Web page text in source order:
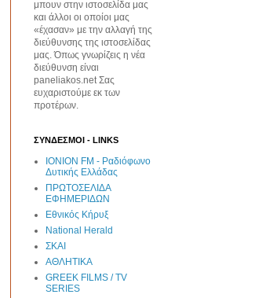
μπουν στην ιστοσελίδα μας
και άλλοι οι οποίοι μας
«έχασαν» με την αλλαγή της
διεύθυνσης της ιστοσελίδας
μας. Όπως γνωρίζεις η νέα
διεύθυνση είναι
paneliakos.net Σας
ευχαριστούμε εκ των
προτέρων.
ΣΥΝΔΕΣΜΟΙ - LINKS
IONION FM - Ραδιόφωνο
Δυτικής Ελλάδας
ΠΡΩΤΟΣΕΛΙΔΑ
ΕΦΗΜΕΡΙΔΩΝ
Εθνικός Κήρυξ
National Herald
ΣΚΑΙ
ΑΘΛΗΤΙΚΑ
GREEK FILMS / TV
SERIES